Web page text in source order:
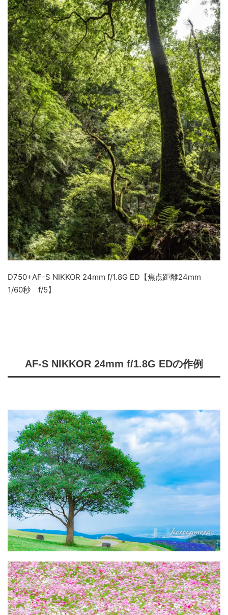
D750+AF-S NIKKOR 24mm f/1.8G ED【焦点距離24mm
1/60秒 f/5】
AF-S NIKKOR 24mm f/1.8G EDの作例